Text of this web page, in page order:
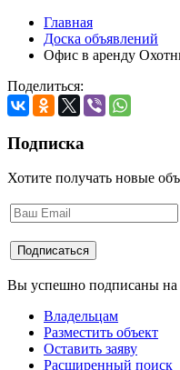
Главная
Доска объявлений
Офис в аренду
Поделиться:
Подписка
Хотите получать новые
Вы успешно подписаны на
Владельцам
Разместить объект
Оставить заяву
Расширенный поиск